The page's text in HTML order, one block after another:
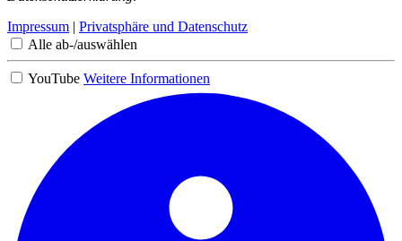
Impressum | Privatsphäre und Datenschutz
Alle ab-/auswählen
YouTube Weitere Informationen